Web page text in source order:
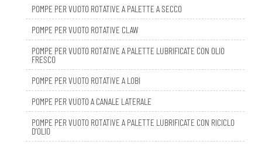
POMPE PER VUOTO ROTATIVE CLAW
POMPE PER VUOTO ROTATIVE A PALETTE LUBRIFICATE CON OLIO
FRESCO
POMPE PER VUOTO ROTATIVE A LOBI
POMPE PER VUOTO A CANALE LATERALE
POMPE PER VUOTO ROTATIVE A PALETTE LUBRIFICATE CON RICICLO
D’OLIO
DBL SMART